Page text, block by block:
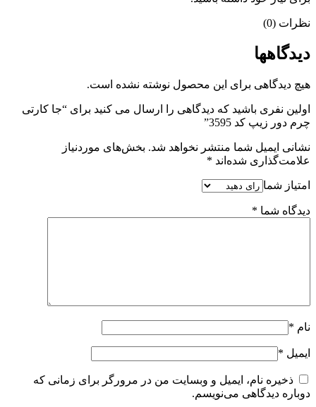
نظرات (0)
دیدگاهها
هیچ دیدگاهی برای این محصول نوشته نشده است.
اولین نفری باشید که دیدگاهی را ارسال می کنید برای “جا کارتی
چرم دور زیپ کد 3595”
نشانی ایمیل شما منتشر نخواهد شد. بخش‌های موردنیاز
علامت‌گذاری شده‌اند *
امتیاز شما
دیدگاه شما *
نام *
ایمیل *
ذخیره نام، ایمیل و وبسایت من در مرورگر برای زمانی که
دوباره دیدگاهی می‌نویسم.